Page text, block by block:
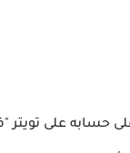
حسابه على